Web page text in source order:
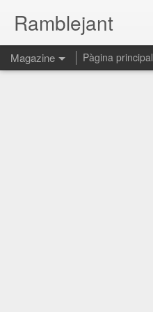
Ramblejant
Magazine Pàgina principal